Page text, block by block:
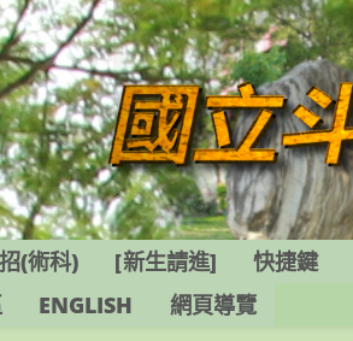
(術科) [新生請進] 快捷鍵
ENGLISH 網頁導覽